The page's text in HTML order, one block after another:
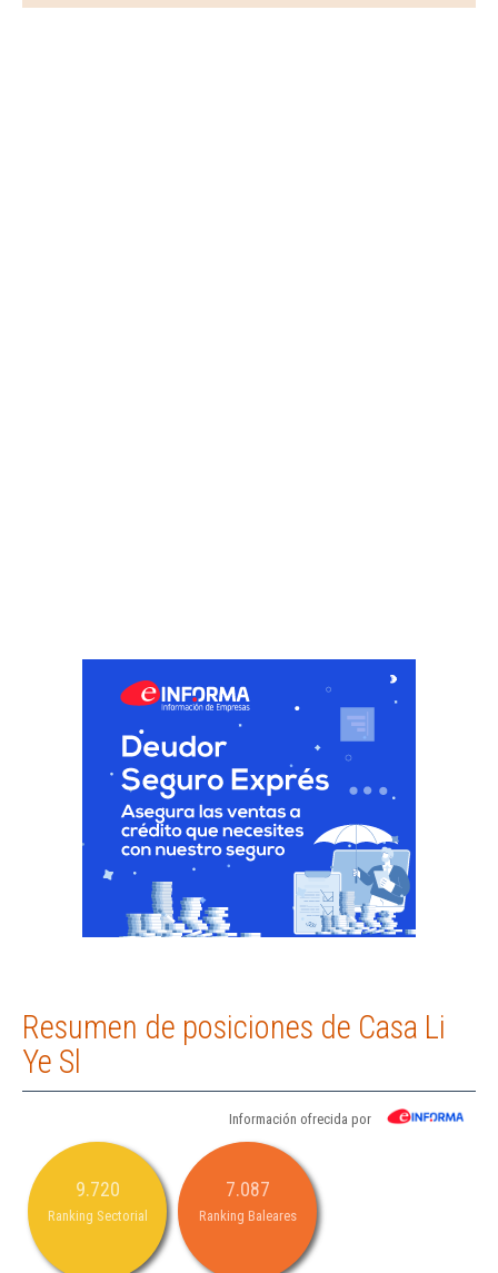
Resumen de posiciones de Casa Li
Ye Sl
Información ofrecida por
9.720
Ranking Sectorial
7.087
Ranking Baleares